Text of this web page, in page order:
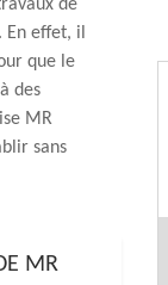
de
effet, il
que le
des
MR
sans
MR